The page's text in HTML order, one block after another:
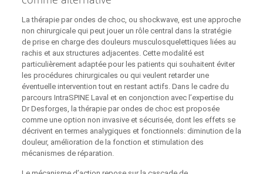
La thérapie par ondes de choc, ou shockwave, est une approche
non chirurgicale qui peut jouer un rôle central dans la stratégie
de prise en charge des douleurs musculosquelettiques liées au
rachis et aux structures adjacentes. Cette modalité est
particulièrement adaptée pour les patients qui souhaitent éviter
les procédures chirurgicales ou qui veulent retarder une
éventuelle intervention tout en restant actifs. Dans le cadre du
parcours IntraSPINE Laval et en conjonction avec l’expertise du
Dr Desforges, la thérapie par ondes de choc est proposée
comme une option non invasive et sécurisée, dont les effets se
décrivent en termes analygiques et fonctionnels: diminution de la
douleur, amélioration de la fonction et stimulation des
mécanismes de réparation.